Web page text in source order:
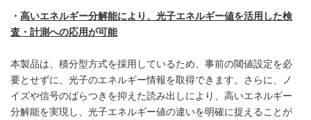
・ 高いエネルギー分解能により、光子エネルギー値を活用した検
査・計測への応用が可能
本製品は、積分型方式を採用しているため、事前の閾値設定を必
要とせずに、光子のエネルギー情報を取得できます。さらに、ノ
イズや信号のばらつきを抑えた読み出しにより、高いエネルギー
分解能を実現し、光子エネルギー値の違いを明確に捉えることが